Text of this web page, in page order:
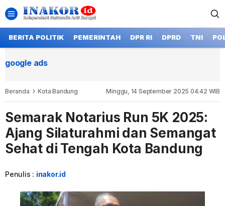
BERITA POLITIK PEMERINTAH DPR RI DPRD TNI
google ads
Beranda Kota Bandung Minggu, 14 September 2025 04:42 WIB
Semarak Notarius Run 5K 2025:
Ajang Silaturahmi dan Semangat
Sehat di Tengah Kota Bandung
Penulis : inakor.id